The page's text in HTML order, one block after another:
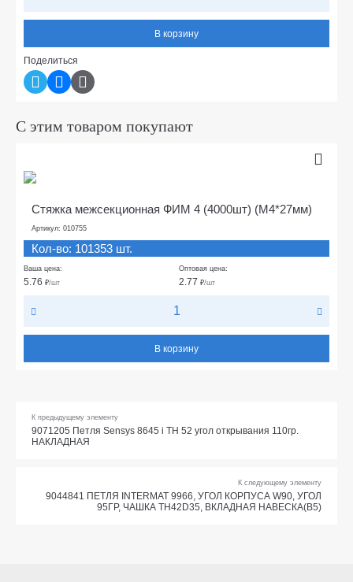
В корзину
Поделиться
С этим товаром покупают
Стяжка межсекционная ФИМ 4 (4000шт) (М4*27мм)
Артикул: 010755
Кол-во: 101353 шт.
Ваша цена:
5.76 ₽/шт
Оптовая цена:
2.77 ₽/шт
В корзину
К предыдущему элементу
9071205 Петля Sensys 8645 i TH 52 угол открывания 110гр.
НАКЛАДНАЯ
К следующему элементу
9044841 ПЕТЛЯ INTERMAT 9966, УГОЛ КОРПУСА W90, УГОЛ
95ГР, ЧАШКА TH42D35, ВКЛАДНАЯ НАВЕСКА(B5)